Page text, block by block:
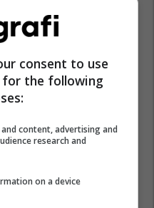
consent to use
the following
content, advertising and
research and
on a device